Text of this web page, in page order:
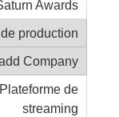
Awards
production
Company
Plateforme de
streaming